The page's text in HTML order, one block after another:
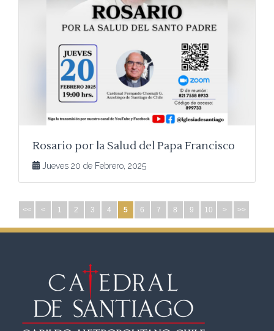
Rosario por la Salud del Papa Francisco
Jueves 20 de Febrero, 2025
<< < 1 2 3 4 5 6 7 8 9 10 > >>